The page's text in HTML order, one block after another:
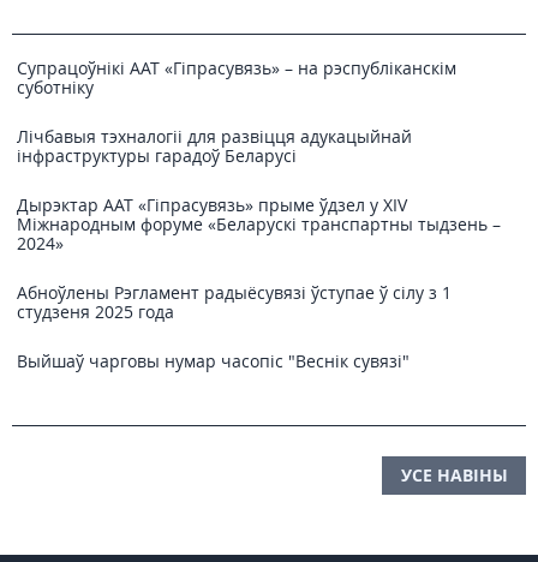
Супрацоўнікі ААТ «Гіпрасувязь» – на рэспубліканскім
суботніку
Лічбавыя тэхналогіі для развіцця адукацыйнай
інфраструктуры гарадоў Беларусі
Дырэктар ААТ «Гіпрасувязь» прыме ўдзел у XIV
Міжнародным форуме «Беларускі транспартны тыдзень –
2024»
Абноўлены Рэгламент радыёсувязі ўступае ў сілу з 1
студзеня 2025 года
Выйшаў чарговы нумар часопіс "Веснiк сувязi"
УСЕ НАВІНЫ